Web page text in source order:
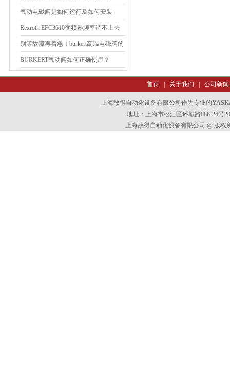
气动电磁阀是如何运行及如何安装
Rexroth EFC3610变频器频率调不上去
的处理方法
别等故障再着急！burkert高温电磁阀的
科学保养指南，收藏即用
BURKERT气动阀如何正确使用？
首页| 关于我们 公司新闻
上海故得自动化设备有限公司作为专业的
地址：上海市松江区环城路886-24号
上海故得自动化设备有限公司 @ 版权